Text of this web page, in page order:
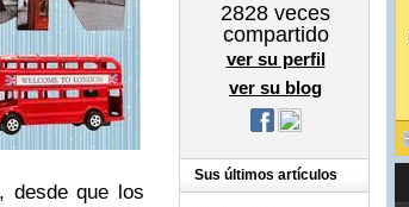
desde que los
2828 veces
compartido
ver su perfil
ver su blog
Sus últimos artículos